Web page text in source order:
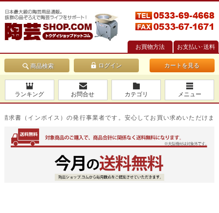
お買物方法 お支払い･送料
商品検索 カートを見る
ランキング お問合せ カテゴリ メニュー
（インボイス）の発行事業者です。安心してお買い求めいただけます。